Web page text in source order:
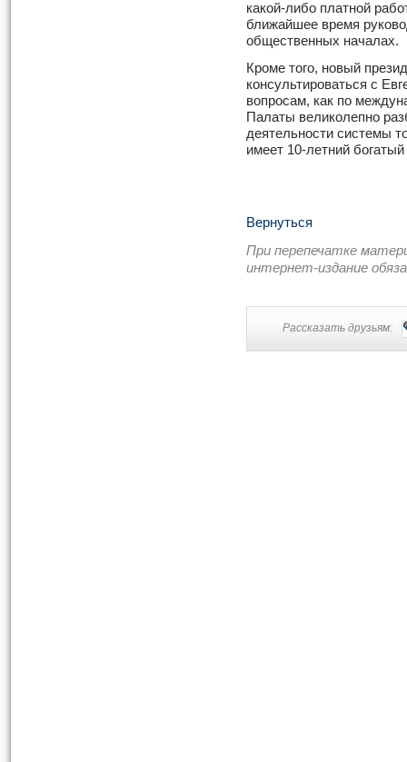
какой-либо платной
ближайшее время
общественных началах.
Кроме того, новый
консультироваться с
вопросам, как по
Палаты великолепно
деятельности системы
имеет 10-летний
Вернуться
При перепечатке
интернет-издание
Рассказать друзьям: